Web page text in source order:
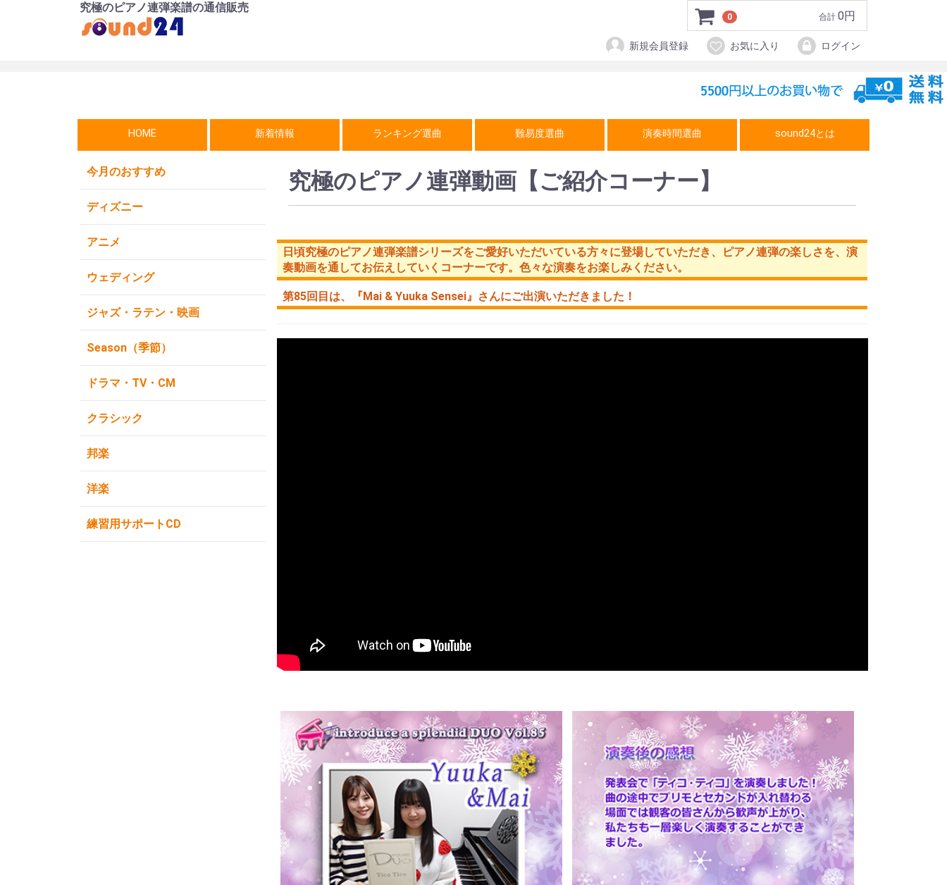
究極のピアノ連弾楽譜の通信販売
新規会員登録 お気に入り ログイン
0 合計 0円
HOME 新着情報 ランキング選曲 難易度選曲 演奏時間選曲 sound24とは
今月のおすすめ
ディズニー
アニメ
ウェディング
ジャズ・ラテン・映画
Season（季節）
ドラマ・TV・CM
クラシック
邦楽
洋楽
練習用サポートCD
究極のピアノ連弾動画【ご紹介コーナー】
日頃究極のピアノ連弾楽譜シリーズをご愛好いただいている方々に登場していただき、ピアノ連弾の楽しさを、演
奏動画を通してお伝えしていくコーナーです。色々な演奏をお楽しみください。
第85回目は、 『Mai & Yuuka Sensei』 さんにご出演いただきました！